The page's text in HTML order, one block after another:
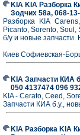
KIA KIA Разборка
Зодчих 58а, 068-
Разборка KIA
Picanto, Sorento,
б/у и новые запчасти.
Киев Софиевская-
KIA Запчасти КИА
050 4137474 096
KIA - Cerato, Ceed,
Запчасти КИА б.у.,
KIA Разборка KIA